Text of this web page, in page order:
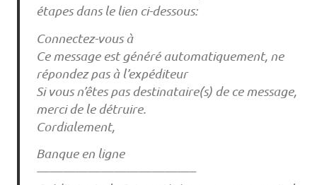
étapes dans le lien ci-dessous:
Connectez-vous à
Ce message est généré automatiquement, ne
répondez pas à l’expéditeur
Si vous n’êtes pas destinataire(s) de ce message,
merci de le détruire.
Cordialement,
Banque en ligne
————————————–